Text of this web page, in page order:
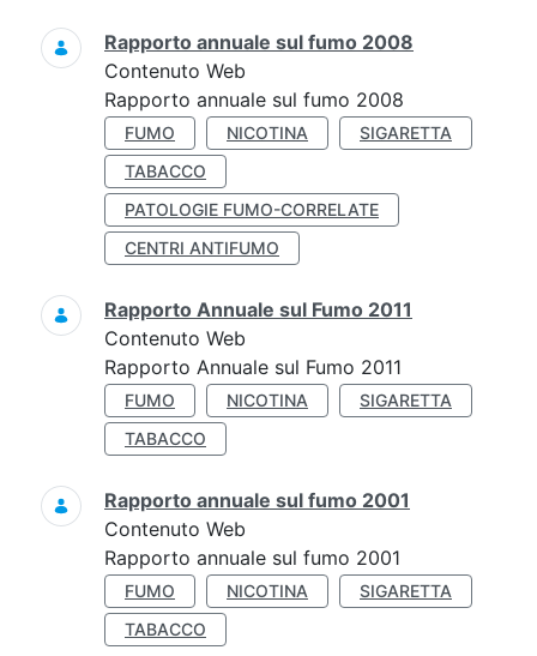
Rapporto annuale sul fumo 2008
Contenuto Web
Rapporto annuale sul fumo 2008
FUMO NICOTINA
SIGARETTA
TABACCO
PATOLOGIE FUMO-CORRELATE
CENTRI ANTIFUMO
Rapporto Annuale sul Fumo 2011
Contenuto Web
Rapporto Annuale sul Fumo 2011
FUMO NICOTINA
SIGARETTA
TABACCO
Rapporto annuale sul fumo 2001
Contenuto Web
Rapporto annuale sul fumo 2001
FUMO NICOTINA
SIGARETTA
TABACCO